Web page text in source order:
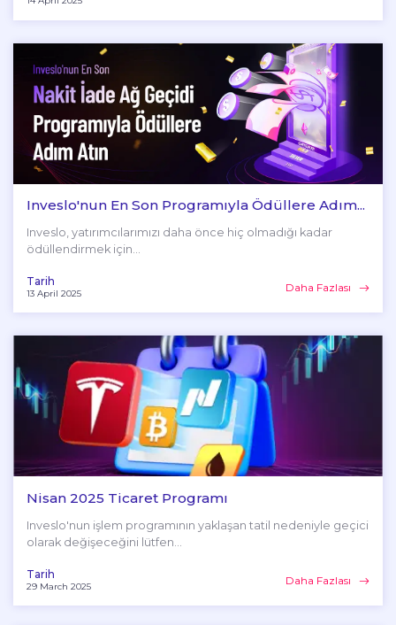
Inveslo'nun En Son Programıyla Ödüllere Adım...
Inveslo, yatırımcılarımızı daha önce hiç olmadığı kadar
ödüllendirmek için...
Tarih
13 April 2025 Daha Fazlası
Nisan 2025 Ticaret Programı
Inveslo'nun işlem programının yaklaşan tatil nedeniyle geçici
olarak değişeceğini lütfen...
Tarih
29 March 2025 Daha Fazlası